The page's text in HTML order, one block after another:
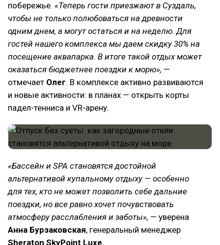
побережье. «Теперь гости приезжают в Суздаль,
чтобы не только полюбоваться на древности
одним днем, а могут остаться и на неделю. Для
гостей нашего комплекса мы даем скидку 30% на
посещение аквапарка. В итоге такой отдых может
оказаться бюджетнее поездки к морю», —
отмечает Олег. В комплексе активно развиваются
и новые активности: в планах — открыть корты
падел-тенниса и VR-арену.
«Бассейн и SPA становятся достойной
альтернативой купальному отдыху — особенно
для тех, кто не может позволить себе дальние
поездки, но все равно хочет почувствовать
атмосферу расслабления и заботы», — уверена
Анна Бурзаковская, генеральный менеджер
Sheraton SkyPoint Luxe.